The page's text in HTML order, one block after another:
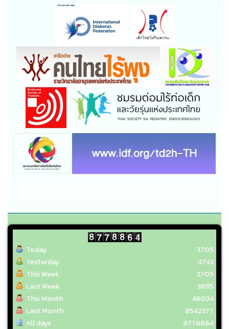
Today
Yesterday
This Week
Last Week
This Month
Last Month
All days
3705
4743
3705
38115
46034
8542377
8778864